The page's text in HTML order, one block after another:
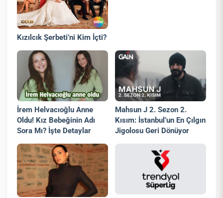
Kızılcık Şerbeti’ni Kim İçti?
İrem Helvacıoğlu Anne
Oldu! Kız Bebeğinin Adı
Sora Mı? İşte Detaylar
Mahsun J 2. Sezon 2.
Kısım: İstanbul’un En Çılgın
Jigolosu Geri Dönüyor